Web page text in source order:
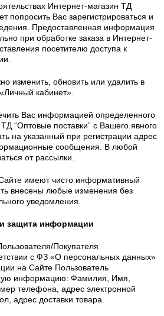
Интернет-магазин ТД
попросить Вас зарегистрироваться и
Предоставленная информация
при обработке заказа в Интернет-
посетителю доступа к
изменить, обновить или удалить в
кабинет».
Вас информацией определенного
ТД “Оптовые поставки” с Вашего явного
на указанный при регистрации адрес
сообщения. В любой
от рассылки.
имеют чисто информативный
внесены любые изменения без
уведомления.
защита информации
Покупателя
с ФЗ «О персональных данных»
на Сайте Пользователь
информацию: Фамилия, Имя,
телефона, адрес электронной
адрес доставки товара.